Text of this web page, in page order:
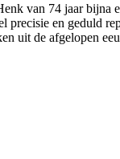
van 74 jaar bijna
precisie en geduld
uit de afgelopen